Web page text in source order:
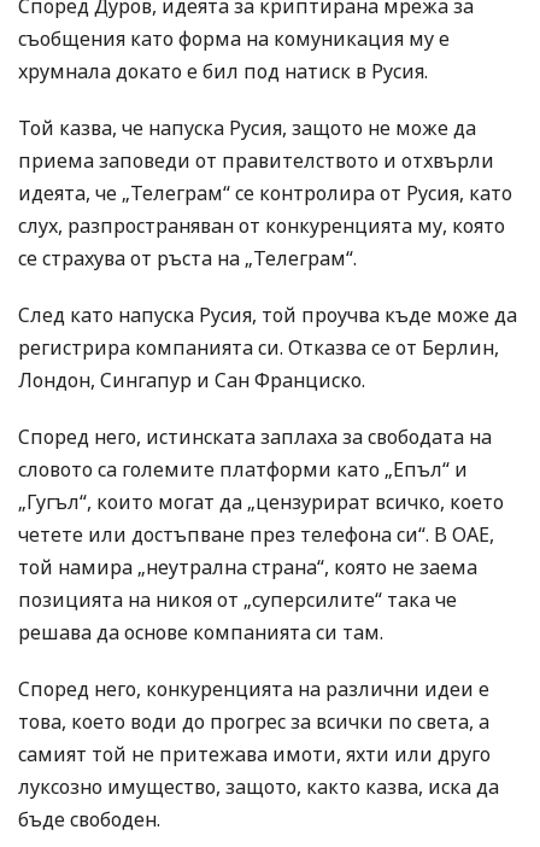
Според Дуров, идеята за криптирана мрежа за
съобщения като форма на комуникация му е
хрумнала докато е бил под натиск в Русия.
Той казва, че напуска Русия, защото не може да
приема заповеди от правителството и отхвърли
идеята, че „Телеграм“ се контролира от Русия, като
слух, разпространяван от конкуренцията му, която
се страхува от ръста на „Телеграм“.
След като напуска Русия, той проучва къде може да
регистрира компанията си. Отказва се от Берлин,
Лондон, Сингапур и Сан Франциско.
Според него, истинската заплаха за свободата на
словото са големите платформи като „Епъл“ и
„Гугъл“, които могат да „цензурират всичко, което
четете или достъпване през телефона си“. В ОАЕ,
той намира „неутрална страна“, която не заема
позицията на никоя от „суперсилите“ така че
решава да основе компанията си там.
Според него, конкуренцията на различни идеи е
това, което води до прогрес за всички по света, а
самият той не притежава имоти, яхти или друго
луксозно имущество, защото, както казва, иска да
бъде свободен.